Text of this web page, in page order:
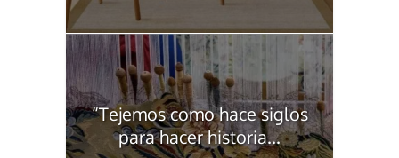
“Tejemos como hace siglos
para hacer historia...